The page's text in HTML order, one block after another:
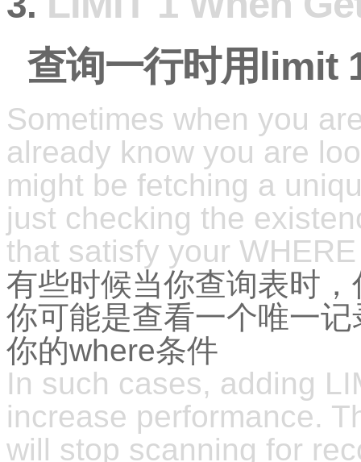
查询一行时用limit
Sometimes when you
already know you are
might be fetching a
just checking the
that satisfy your
有些时候当你查询表时
你可能是查看一个唯一
你的where条件
In such cases, adding
increase performance.
will stop scanning for